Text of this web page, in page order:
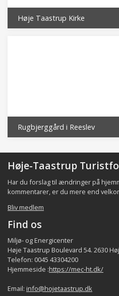
Høje Taastrup Kirke
Rugbjerggård i Reeslev
Høje-Taastrup
Har du forslag til ændringer på
kommentarer, er du mere end
Bliv medlem
Find os
Miljø- og Energicenter
Høje Taastrup Boulevard 54. 2630
Telefon: 0045 43304200
Hjemmeside :https://mec-ht.dk/
Email: info@hojetaastrup.dk